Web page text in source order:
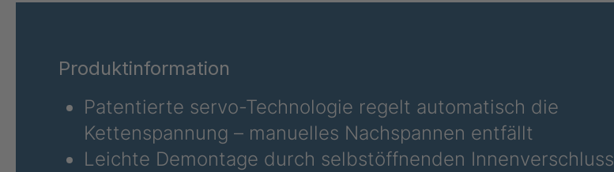
RS 76 4044033
RS 80
Produktinformation
Patentierte servo-Technologie regelt automatisch die
Kettenspannung – manuelles Nachspannen entfällt
Leichte Demontage durch selbstöffnenden Innenverschluss